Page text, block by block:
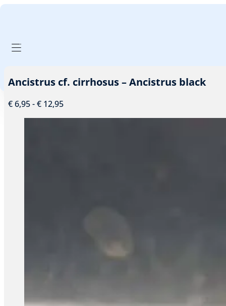
PRODUCTEN FILTER
Ancistrus cf. cirrhosus – Ancistrus black
€6,95-€12,95Prijsklasse:
€ 6,95